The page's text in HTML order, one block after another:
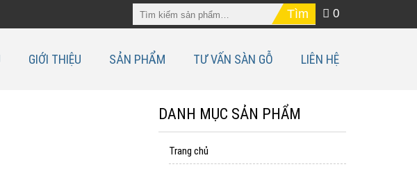
0
GIỚI THIỆU SẢN PHẨM TƯ VẤN SÀN GỖ LIÊN HỆ
DANH MỤC SẢN PHẨM
Trang chủ